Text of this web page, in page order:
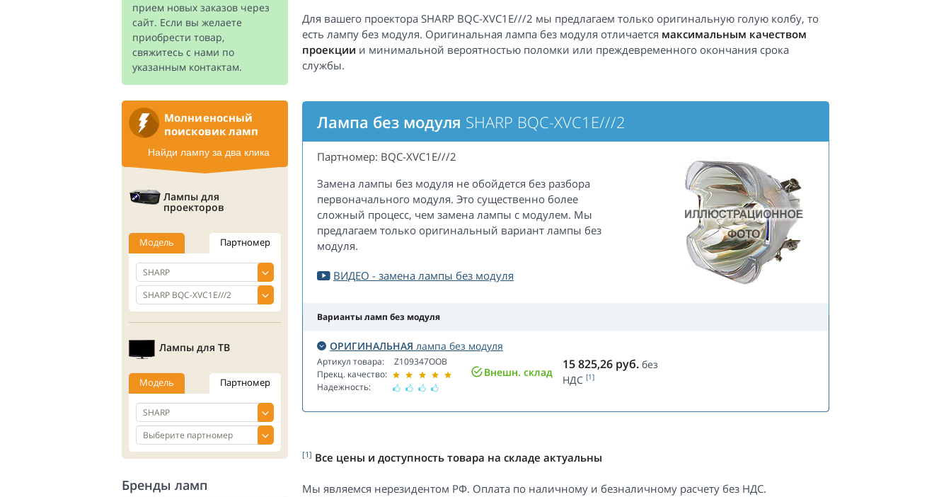
Для вашего проектора SHARP BQC-XVC1E///2 мы предлагаем только оригинальную голую колбу, то
есть лампу без модуля. Оригинальная лампа без модуля отличается максимальным качеством
проекции и минимальной вероятностью поломки или преждевременного окончания срока
службы.
Лампа без модуля SHARP BQC-XVC1E///2
Партномер: BQC-XVC1E///2
Замена лампы без модуля не обойдется без разбора
первоначального модуля. Это существенно более
сложный процесс, чем замена лампы с модулем. Мы
предлагаем только оригинальный вариант лампы без
модуля.
ВИДЕО - замена лампы без модуля
Варианты ламп без модуля
ОРИГИНАЛЬНАЯ лампа без модуля
Артикул товара:
Прекц. качество:
Надежность:
Z109347OOB
Внешн. склад
15 825,26 руб. без
НДС [1]
[1] Все цены и доступность товара на складе актуальны
Мы являемся нерезидентом РФ. Оплата по наличному и безналичному расчету без НДС.
прием новых заказов через
сайт. Если вы желаете
приобрести товар,
свяжитесь с нами по
указанным контактам.
Молниеносный
поисковик ламп
Найди лампу за два клика
Лампы для
проекторов
Модель Партномер
Лампы для ТВ
Модель Партномер
Бренды ламп